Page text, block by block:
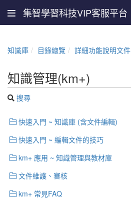
集智學習科技VIP客服平台
知識庫 目錄總覽 詳細功能說明文件
知識管理(km+)
搜尋
快速入門 ~ 知識庫 (含文件編輯)
快速入門 ~ 編輯文件的技巧
km+ 應用 ~ 知識管理與教材庫
文件維護、審核
km+ 常見FAQ